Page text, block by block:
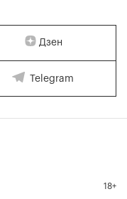
Дзен
Telegram
18+